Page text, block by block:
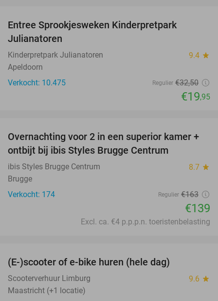
Entree Sprookjesweken Kinderpretpark
Julianatoren
Kinderpretpark Julianatoren 9.4 star
Apeldoorn
Verkocht: 10.475
Regulier €32,50
€19,95
15%
Overnachting voor 2 in een superior kamer +
ontbijt bij ibis Styles Brugge Centrum
ibis Styles Brugge Centrum 8.7 star
Brugge
Verkocht: 174
Regulier €163
€139
Excl. ca. €4 p.p.p.n. toeristenbelasting
(E-)scooter of e-bike huren (hele dag)
Scooterverhuur Limburg 9.6 star
Maastricht (+1 locatie)